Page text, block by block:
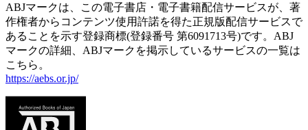
ABJマークは、この電子書店・電子書籍配信サービスが、著
作権者からコンテンツ使用許諾を得た正規版配信サービスで
あることを示す登録商標(登録番号 第6091713号)です。ABJ
マークの詳細、ABJマークを掲示しているサービスの一覧は
こちら。
https://aebs.or.jp/